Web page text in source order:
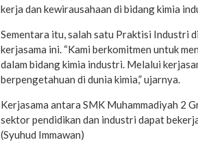
kerja dan kewirausahaan di bidang kimia
Sementara itu, salah satu Praktisi Industri
kerjasama ini. “Kami berkomitmen untuk
dalam bidang kimia industri. Melalui
berpengetahuan di dunia kimia,” ujarnya.
Kerjasama antara SMK Muhammadiyah 2
sektor pendidikan dan industri dapat
(Syuhud Immawan)